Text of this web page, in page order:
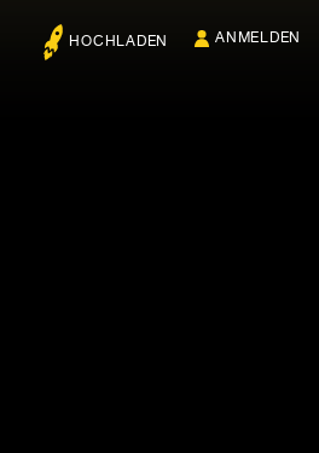
HOCHLADEN ANMELDEN